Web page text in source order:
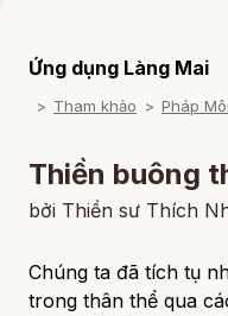
Ứng dụng Làng Mai
Tham khảo Pháp
Thiền buông
bởi Thiền sư Thích
Chúng ta đã tích tụ
trong thân thể qua